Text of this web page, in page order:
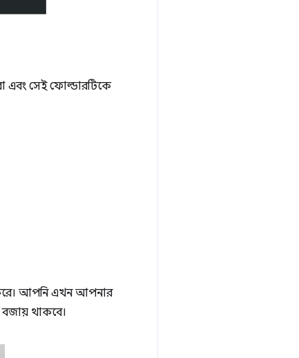
এবং সেই ফোল্ডারটিকে
আপনি এখন আপনার
থাকবে।